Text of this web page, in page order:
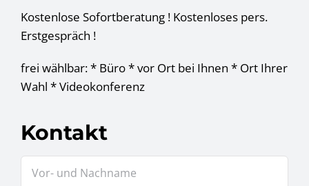
Kostenlose Sofortberatung ! Kostenloses pers.
Erstgespräch !
frei wählbar: * Büro * vor Ort bei Ihnen * Ort Ihrer
Wahl * Videokonferenz
Kontakt